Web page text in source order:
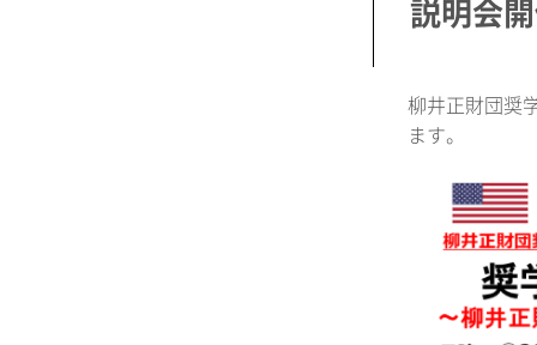
説明会
柳井正財団奨
ます。